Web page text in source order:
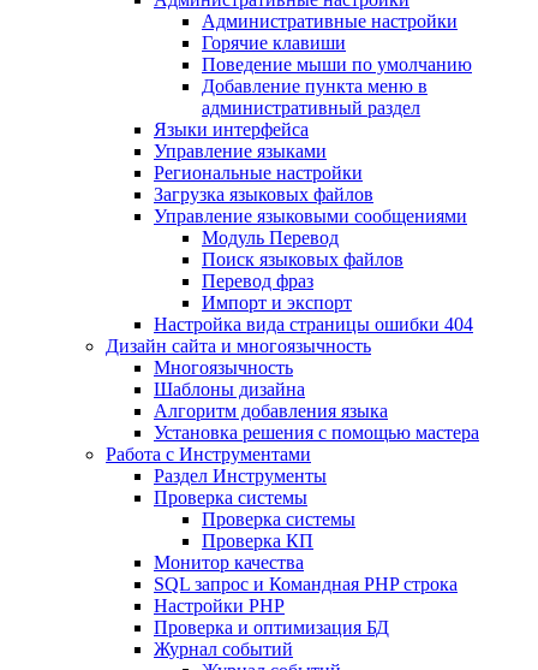
Административные настройки
Горячие клавиши
Поведение мыши по умолчанию
Добавление пункта меню в
административный раздел
Языки интерфейса
Управление языками
Региональные настройки
Загрузка языковых файлов
Управление языковыми сообщениями
Mодуль Перевод
Поиск языковых файлов
Перевод фраз
Импорт и экспорт
Настройка вида страницы ошибки 404
Дизайн сайта и многоязычность
Многоязычность
Шаблоны дизайна
Алгоритм добавления языка
Установка решения с помощью мастера
Работа с Инструментами
Раздел Инструменты
Проверка системы
Проверка системы
Проверка КП
Монитор качества
SQL запрос и Командная PHP строка
Настройки PHP
Проверка и оптимизация БД
Журнал событий